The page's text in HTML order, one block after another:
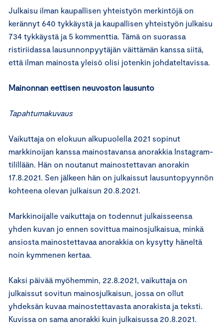
Julkaisu ilman kaupallisen yhteistyön merkintöjä on
kerännyt 640 tykkäystä ja kaupallisen yhteistyön julkaisu
734 tykkäystä ja 5 kommenttia. Tämä on suorassa
ristiriidassa lausunnonpyytäjän väittämän kanssa siitä,
että ilman mainosta yleisö olisi jotenkin johdateltavissa.
Mainonnan eettisen neuvoston lausunto
Tapahtumakuvaus
Vaikuttaja on elokuun alkupuolella 2021 sopinut
markkinoijan kanssa mainostavansa anorakkia Instagram-
tilillään. Hän on noutanut mainostettavan anorakin
17.8.2021. Sen jälkeen hän on julkaissut lausuntopyynnön
kohteena olevan julkaisun 20.8.2021.
Markkinoijalle vaikuttaja on todennut julkaisseensa
yhden kuvan jo ennen sovittua mainosjulkaisua, minkä
ansiosta mainostettavaa anorakkia on kysytty häneltä
noin kymmenen kertaa.
Kaksi päivää myöhemmin, 22.8.2021, vaikuttaja on
julkaissut sovitun mainosjulkaisun, jossa on ollut
yhdeksän kuvaa mainostettavasta anorakista ja teksti.
Kuvissa on sama anorakki kuin julkaisussa 20.8.2021.